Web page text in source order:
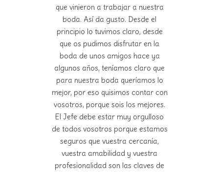
que vinieron a trabajar a nuestra
boda. Así da gusto. Desde el
principio lo tuvimos claro, desde
que os pudimos disfrutar en la
boda de unos amigos hace ya
algunos años, teníamos claro que
para nuestra boda queríamos lo
mejor, por eso quisimos contar con
vosotros, porque sois los mejores.
El Jefe debe estar muy orgulloso
de todos vosotros porque estamos
seguros que vuestra cercanía,
vuestra amabilidad y vuestra
profesionalidad son las claves de